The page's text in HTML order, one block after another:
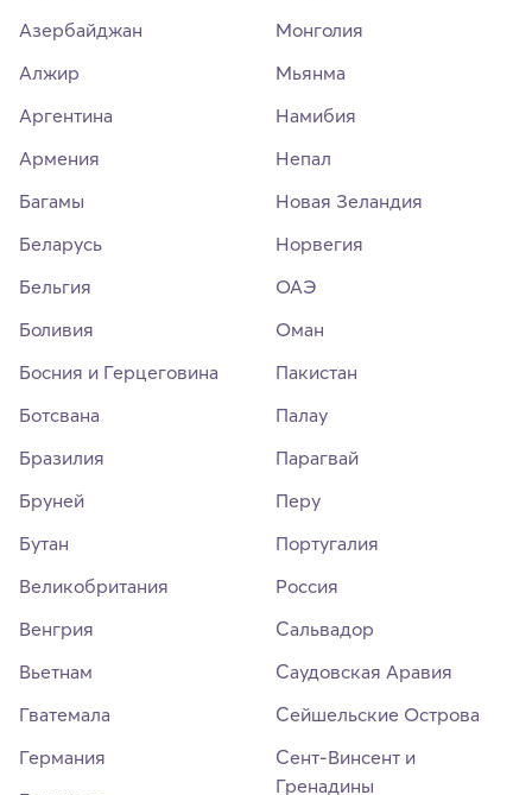
Азербайджан
Алжир
Аргентина
Армения
Багамы
Беларусь
Бельгия
Боливия
Босния и Герцеговина
Ботсвана
Бразилия
Бруней
Бутан
Великобритания
Венгрия
Вьетнам
Гватемала
Германия
Монголия
Мьянма
Намибия
Непал
Новая Зеландия
Норвегия
ОАЭ
Оман
Пакистан
Палау
Парагвай
Перу
Португалия
Россия
Сальвадор
Саудовская Аравия
Сейшельские Острова
Сент-Винсент и
Гренадины